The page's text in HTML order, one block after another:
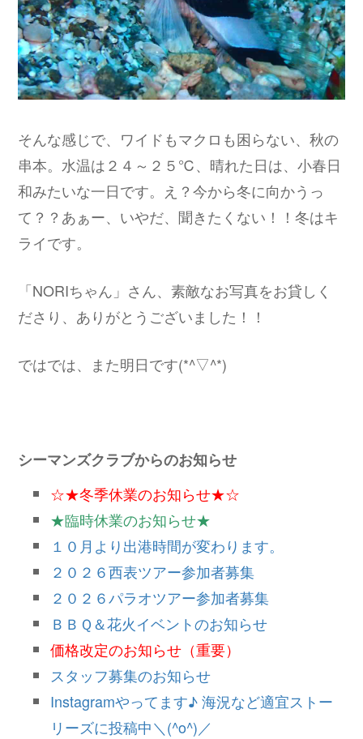
そんな感じで、ワイドもマクロも困らない、秋の
串本。水温は２４～２５℃、晴れた日は、小春日
和みたいな一日です。え？今から冬に向かうっ
て？？あぁー、いやだ、聞きたくない！！冬はキ
ライです。
「NORIちゃん」さん、素敵なお写真をお貸しく
ださり、ありがとうございました！！
ではでは、また明日です(*^▽^*)
シーマンズクラブからのお知らせ
☆★冬季休業のお知らせ★☆
★臨時休業のお知らせ★
１０月より出港時間が変わります。
２０２６西表ツアー参加者募集
２０２６パラオツアー参加者募集
ＢＢＱ＆花火イベントのお知らせ
価格改定のお知らせ（重要）
スタッフ募集のお知らせ
Instagramやってます♪ 海況など適宜ストー
リーズに投稿中＼(^o^)／